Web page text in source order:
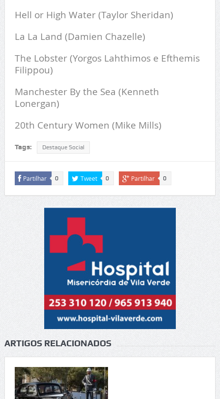
Hell or High Water (Taylor Sheridan)
La La Land (Damien Chazelle)
The Lobster (Yorgos Lahthimos e Efthemis
Filippou)
Manchester By the Sea (Kenneth
Lonergan)
20th Century Women (Mike Mills)
Tags: Destaque Social
Partilhar 0 Tweet 0 Partilhar 0
ARTIGOS RELACIONADOS